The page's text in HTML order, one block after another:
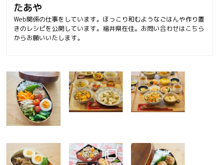
たあや
Web関係の仕事をしています。ほっこり和むようなごはんや作り置
きのレシピを公開しています。福井県在住。お問い合わせはこちら
からお願いいたします。